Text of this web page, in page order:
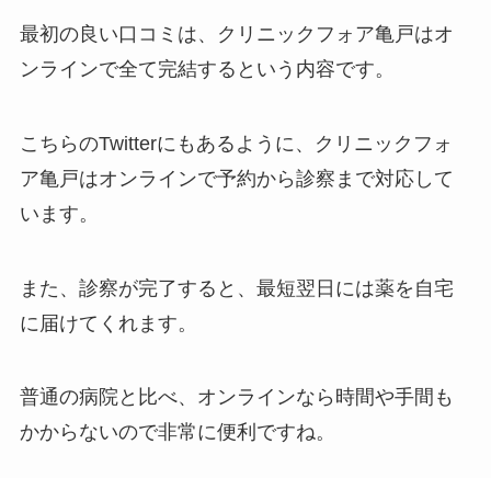
最初の良い口コミは、クリニックフォア亀戸はオ
ンラインで全て完結するという内容です。
こちらのTwitterにもあるように、クリニックフォ
ア亀戸はオンラインで予約から診察まで対応して
います。
また、診察が完了すると、最短翌日には薬を自宅
に届けてくれます。
普通の病院と比べ、オンラインなら時間や手間も
かからないので非常に便利ですね。